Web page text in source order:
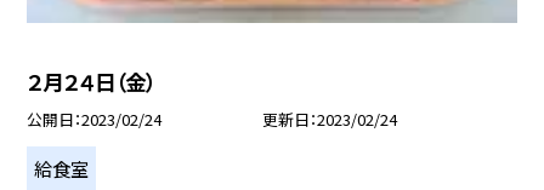
２月２４日（金）
公開日 2023/02/24 更新日 2023/02/24
給食室